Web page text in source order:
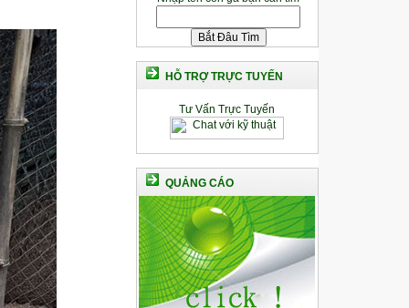
HỖ TRỢ TRỰC TUYẾN
Tư Vấn Trực Tuyến
QUẢNG CÁO